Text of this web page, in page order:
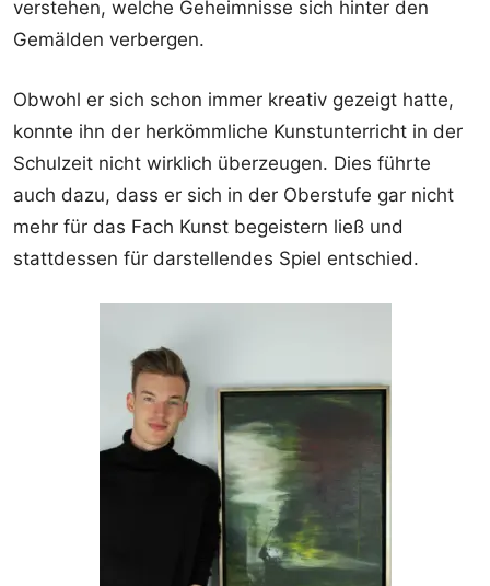
verstehen, welche Geheimnisse sich hinter den
Gemälden verbergen.
Obwohl er sich schon immer kreativ gezeigt hatte,
konnte ihn der herkömmliche Kunstunterricht in der
Schulzeit nicht wirklich überzeugen. Dies führte
auch dazu, dass er sich in der Oberstufe gar nicht
mehr für das Fach Kunst begeistern ließ und
stattdessen für darstellendes Spiel entschied.